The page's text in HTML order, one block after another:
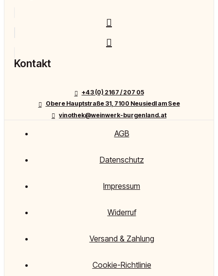
Kontakt
+43 (0) 2167 / 207 05
Obere Hauptstraße 31, 7100 Neusiedl am See
vinothek@weinwerk-burgenland.at
AGB
Datenschutz
Impressum
Widerruf
Versand & Zahlung
Cookie-Richtlinie